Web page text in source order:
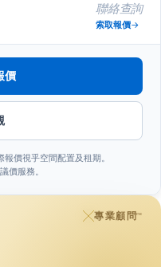
聯絡查詢
索取報價
價
價視乎空間配置及租期。
價服務。
專業顧問™